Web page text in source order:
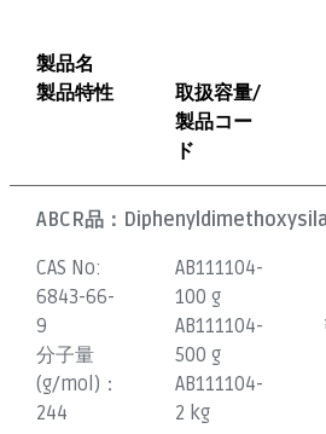
製品名
製品特性
取扱容量/
製品コー
ド
ABCR品：
CAS No:
6843-66-
9
分子量
(g/mol)：
244
AB111104-
100 g
AB111104-
500 g
AB111104-
2 kg